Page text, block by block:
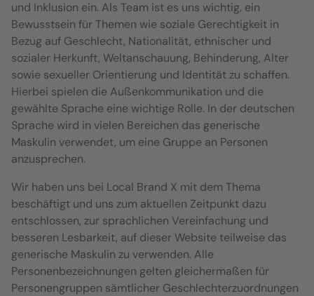
und Inklusion ein. Als Team ist es uns wichtig, ein
Bewusstsein für Themen wie soziale Gerechtigkeit in
Bezug auf Geschlecht, Nationalität, ethnischer und
sozialer Herkunft, Weltanschauung, Behinderung, Alter
sowie sexueller Orientierung und Identität zu schaffen.
Hierbei spielen die Außenkommunikation und die
gewählte Sprache eine wichtige Rolle. In der deutschen
Sprache wird in vielen Bereichen das generische
Maskulin verwendet, um eine Gruppe an Personen
anzusprechen.
Wir haben uns bei Local Brand X mit dem Thema
beschäftigt und uns zum aktuellen Zeitpunkt dazu
entschlossen, zur sprachlichen Vereinfachung und
besseren Lesbarkeit, auf dieser Website teilweise das
generische Maskulin zu verwenden. Alle
Personenbezeichnungen gelten gleichermaßen für
Personengruppen sämtlicher Geschlechterzuordnungen